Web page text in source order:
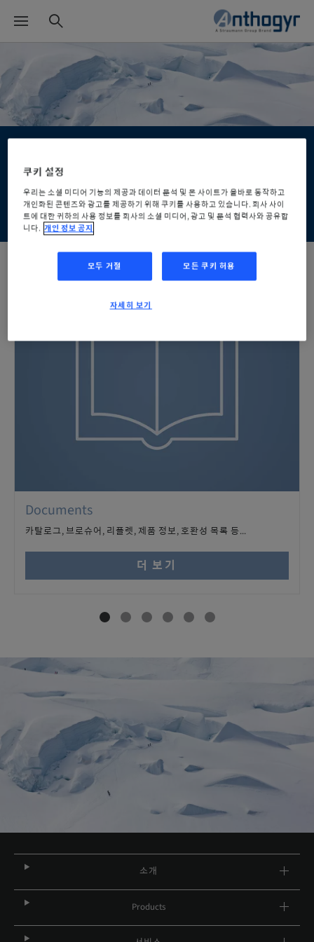
Download center
당신이 찾는 모든 것은 여기에!
Documents
카탈로그, 브로슈어, 리플렛, 제품 정보, 호환성 목록 등...
더 보기
소개
Products
쿠키 설정
우리는 소셜 미디어 기능의 제공과 데이터 분석 및 본 사이트가 올바로 동작하고
개인화된 콘텐츠와 광고를 제공하기 위해 쿠키를 사용하고 있습니다. 회사 사이
트에 대한 귀하의 사용 정보를 회사의 소셜 미디어, 광고 및 분석 협력사와 공유합
니다. 개인 정보 공지
모두 거절 모든 쿠키 허용
자세히 보기